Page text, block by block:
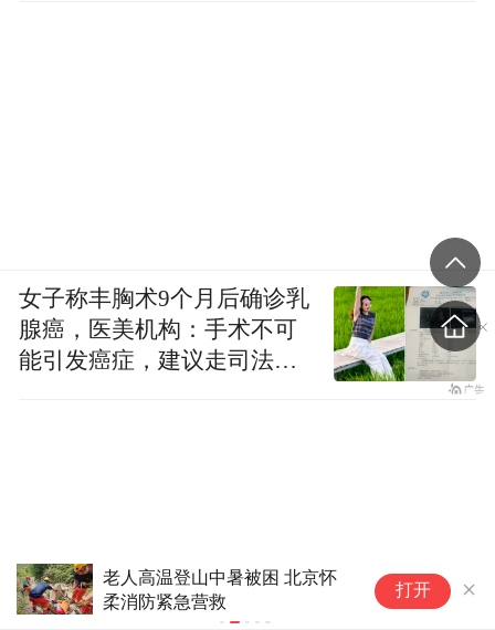
蓝色预警已发！“白海豚”风长雨
强，对上海影响可能长达4天
打开
女子称丰胸术9个月后确诊乳
腺癌，医美机构：手术不可
能引发癌症，建议走司法途